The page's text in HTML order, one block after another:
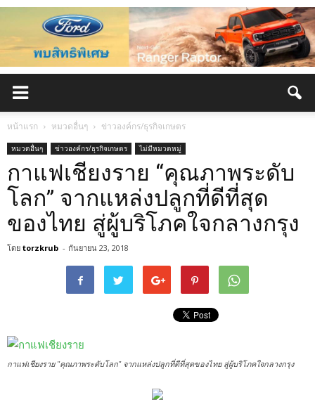
หน้าแรก หมวดอื่นๆ ข่าวองค์กร/ธุรกิจเกษตร
หมวดอื่นๆ ข่าวองค์กร/ธุรกิจเกษตร ไม่มีหมวดหมู่
กาแฟเชียงราย “คุณภาพระดับ
โลก” จากแหล่งปลูกที่ดีที่สุด
ของไทย สู่ผู้บริโภคใจกลางกรุง
โดย torzkrub - กันยายน 23, 2018
กาแฟเชียงราย "คุณภาพระดับโลก" จากแหล่งปลูกที่ดีที่สุดของไทย สู่ผู้บริโภคใจกลางกรุง